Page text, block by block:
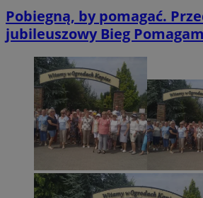
Pobiegną, by pomagać.
jubileuszowy Bieg